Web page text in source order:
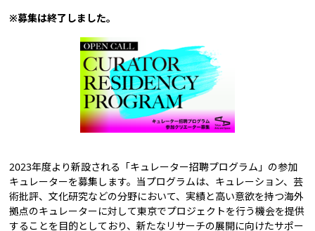
※募集は終了しました。
2023年度より新設される「キュレーター招聘プログラム」の参加
キュレーターを募集します。当プログラムは、キュレーション、芸
術批評、文化研究などの分野において、実績と高い意欲を持つ海外
拠点のキュレーターに対して東京でプロジェクトを行う機会を提供
することを目的としており、新たなリサーチの展開に向けたサポー